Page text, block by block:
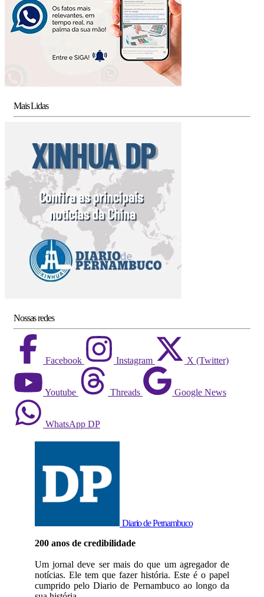
Mais Lidas
Nossas redes
Facebook Instagram X (Twitter)
Youtube Threads Google News
WhatsApp DP
Diario de Pernambuco
200 anos de credibilidade
Um jornal deve ser mais do que um agregador de
notícias. Ele tem que fazer história. Este é o papel
cumprido pelo Diario de Pernambuco ao longo da